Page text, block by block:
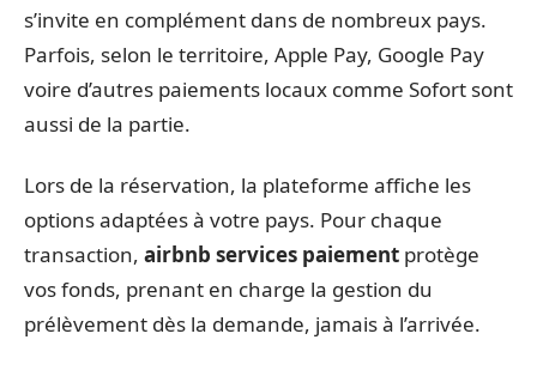
s’invite en complément dans de nombreux pays.
Parfois, selon le territoire, Apple Pay, Google Pay
voire d’autres paiements locaux comme Sofort sont
aussi de la partie.
Lors de la réservation, la plateforme affiche les
options adaptées à votre pays. Pour chaque
transaction, airbnb services paiement protège
vos fonds, prenant en charge la gestion du
prélèvement dès la demande, jamais à l’arrivée.